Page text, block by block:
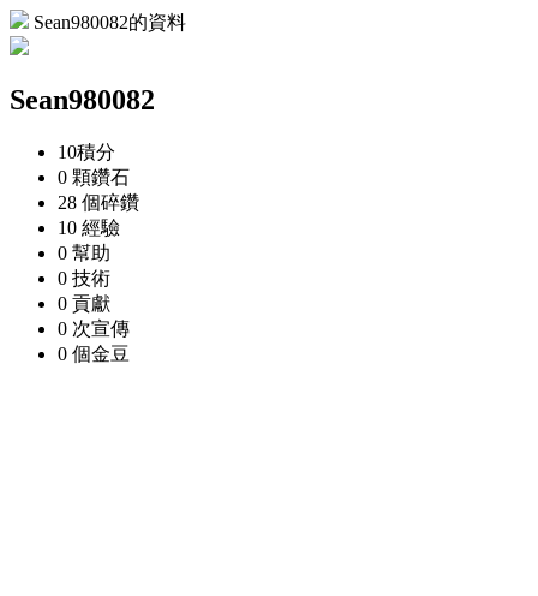
Sean980082的資料
Sean980082
10積分
0 顆鑽石
28 個碎鑽
10 經驗
0 幫助
0 技術
0 貢獻
0 次宣傳
0 個金豆